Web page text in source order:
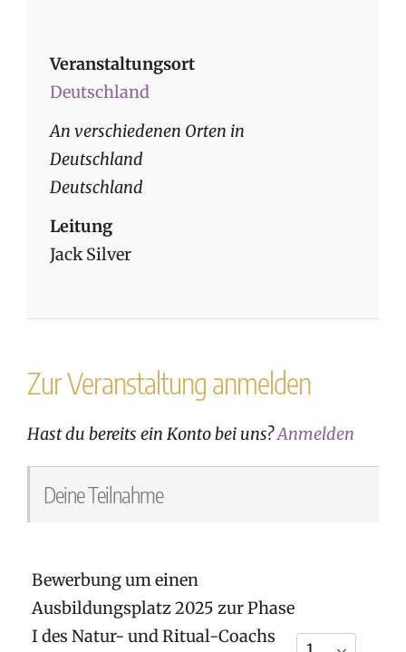
Veranstaltungsort
Deutschland
An verschiedenen Orten in
Deutschland
Deutschland
Leitung
Jack Silver
Zur Veranstaltung anmelden
Hast du bereits ein Konto bei uns?Anmelden
Deine Teilnahme
Bewerbung um einen
Ausbildungsplatz 2025 zur Phase
I des Natur- und Ritual-Coachs